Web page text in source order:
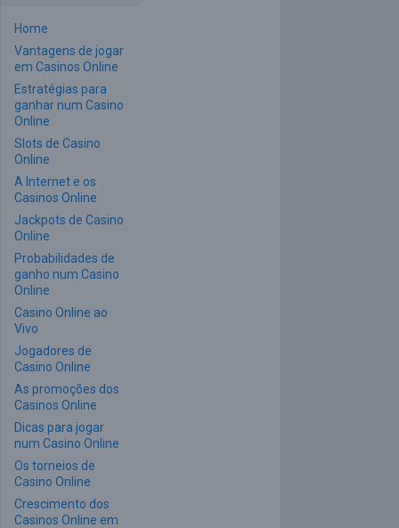
Home
Vantagens de jogar
em Casinos Online
Estratégias para
ganhar num Casino
Online
Slots de Casino
Online
A Internet e os
Casinos Online
Jackpots de Casino
Online
Probabilidades de
ganho num Casino
Online
Casino Online ao
Vivo
Jogadores de
Casino Online
As promoções dos
Casinos Online
Dicas para jogar
num Casino Online
Os torneios de
Casino Online
Crescimento dos
Casinos Online em